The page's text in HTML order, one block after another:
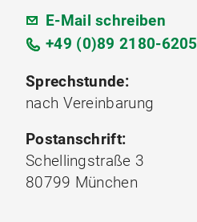
E-Mail schreiben
+49 (0)89 2180-6205
Sprechstunde:
nach Vereinbarung
Postanschrift:
Schellingstraße 3
80799 München